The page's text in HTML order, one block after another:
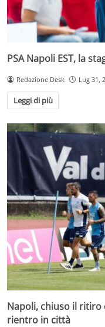
PSA Napoli EST, la
Redazione Desk Lug 31,
Leggi di più
Napoli, chiuso il ritiro
rientro in città